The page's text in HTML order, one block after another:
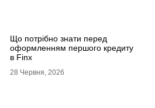
Що потрібно знати перед
оформленням першого кредиту
в Finx
28 Червня, 2026